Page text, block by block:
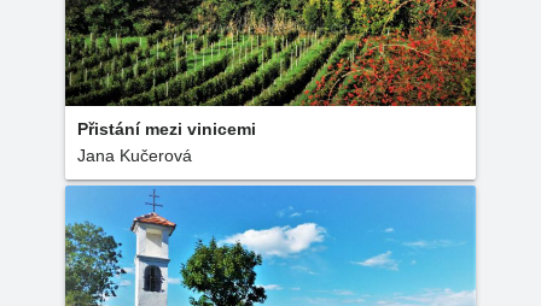
Přistání mezi vinicemi
Jana Kučerová